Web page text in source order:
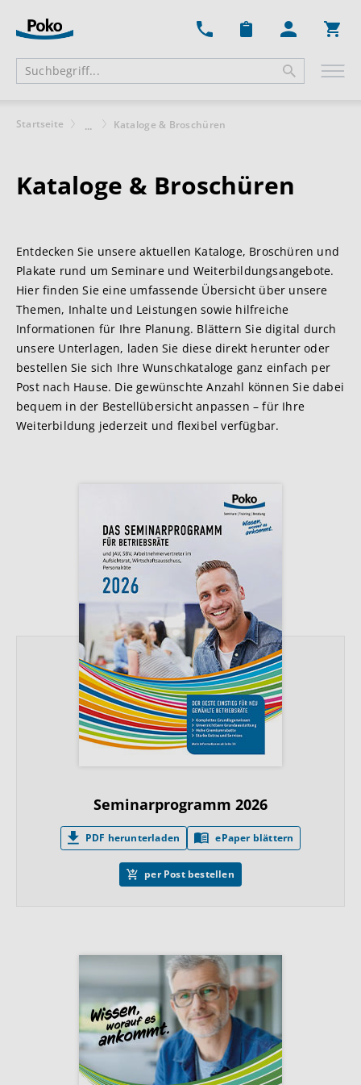
Startseite ... Kataloge & Broschüren
Kataloge & Broschüren
Entdecken Sie unsere aktuellen Kataloge, Broschüren und
Plakate rund um Seminare und Weiterbildungsangebote.
Hier finden Sie eine umfassende Übersicht über unsere
Themen, Inhalte und Leistungen sowie hilfreiche
Informationen für Ihre Planung. Blättern Sie digital durch
unsere Unterlagen, laden Sie diese direkt herunter oder
bestellen Sie sich Ihre Wunschkataloge ganz einfach per
Post nach Hause. Die gewünschte Anzahl können Sie dabei
bequem in der Bestellübersicht anpassen – für Ihre
Weiterbildung jederzeit und flexibel verfügbar.
Seminarprogramm 2026
PDF herunterladen ePaper blättern
per Post bestellen